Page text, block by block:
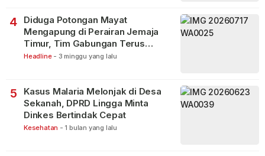
4
Diduga Potongan Mayat
Mengapung di Perairan Jemaja
Timur, Tim Gabungan Terus
Lakukan Pencarian
Headline - 3 minggu yang lalu
5
Kasus Malaria Melonjak di Desa
Sekanah, DPRD Lingga Minta
Dinkes Bertindak Cepat
Kesehatan - 1 bulan yang lalu